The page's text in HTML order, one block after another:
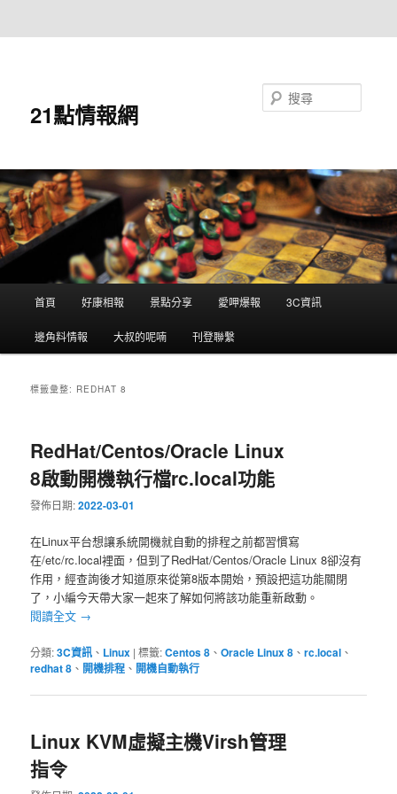
21點情報網
首頁 好康相報 景點分享 愛呷爆報 3C資訊
邊角料情報 大叔的呢喃 刊登聯繫
標籤彙整: REDHAT 8
RedHat/Centos/Oracle Linux
8啟動開機執行檔rc.local功能
發佈日期:2022-03-01
在Linux平台想讓系統開機就自動的排程之前都習慣寫
在/etc/rc.local裡面，但到了RedHat/Centos/Oracle Linux 8卻沒有
作用，經查詢後才知道原來從第8版本開始，預設把這功能關閉
了，小編今天帶大家一起來了解如何將該功能重新啟動。
閱讀全文 →
分類:3C資訊 、 Linux |標籤:Centos 8 、Oracle Linux 8 、rc.local 、
redhat 8 、 開機排程 、 開機自動執行
Linux KVM虛擬主機Virsh管理
指令